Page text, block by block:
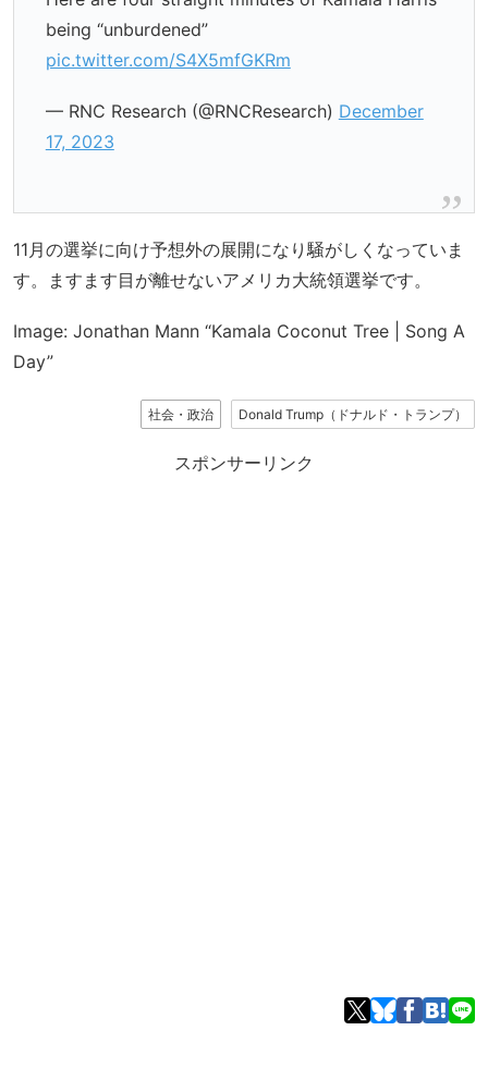
being “unburdened”
pic.twitter.com/S4X5mfGKRm
— RNC Research (@RNCResearch) December
17, 2023
11月の選挙に向け予想外の展開になり騒がしくなっていま
す。ますます目が離せないアメリカ大統領選挙です。
Image: Jonathan Mann “Kamala Coconut Tree | Song A
Day”
社会・政治 Donald Trump（ドナルド・トランプ）
スポンサーリンク